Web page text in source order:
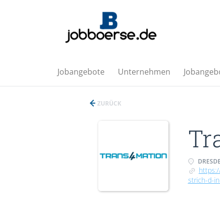
Jobangebote Unternehmen
ZURÜCK
strich-d-